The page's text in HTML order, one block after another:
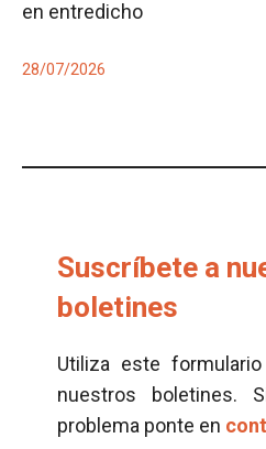
en entredicho
28/07/2026
Suscríbete a
boletines
Utiliza este
nuestros boletines.
problema ponte en